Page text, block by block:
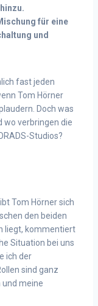
für eine
und
fast jeden
Tom Hörner
Doch was
wo verbringen die
Studios?
Tom Hörner sich
den beiden
liegt, kommentiert
Situation bei uns
ich der
sind ganz
und meine